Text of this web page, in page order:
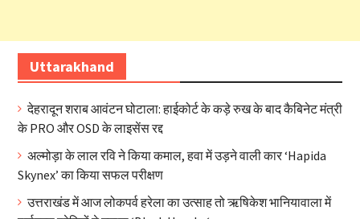
Uttarakhand
देहरादून शराब आवंटन घोटाला: हाईकोर्ट के कड़े रुख के बाद कैबिनेट मंत्री
के PRO और OSD के लाइसेंस रद्द
अल्मोड़ा के लाल रवि ने किया कमाल, हवा में उड़ने वाली कार ‘Hapida
Skynex’ का किया सफल परीक्षण
उत्तराखंड में आज लोकपर्व हरेला का उत्साह तो ऋषिकेश भानियावाला में